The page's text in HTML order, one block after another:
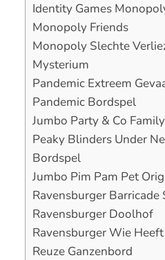
Identity Games
Monopoly Friends
Monopoly Slechte
Mysterium
Pandemic Extreem
Pandemic Bordspel
Jumbo Party & Co Family
Peaky Blinders Under
Bordspel
Jumbo Pim Pam Pet
Ravensburger Barricade
Ravensburger Doolhof
Ravensburger Wie
Reuze Ganzenbord